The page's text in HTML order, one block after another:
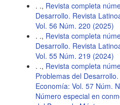
. ., Revista completa
Desarrollo. Revista
Vol. 56 Núm. 220 (2025)
. ., Revista completa
Desarrollo. Revista
Vol. 55 Núm. 219 (2024)
. ., Revista completa
Problemas del
Economía: Vol. 57 Núm.
Número especial en